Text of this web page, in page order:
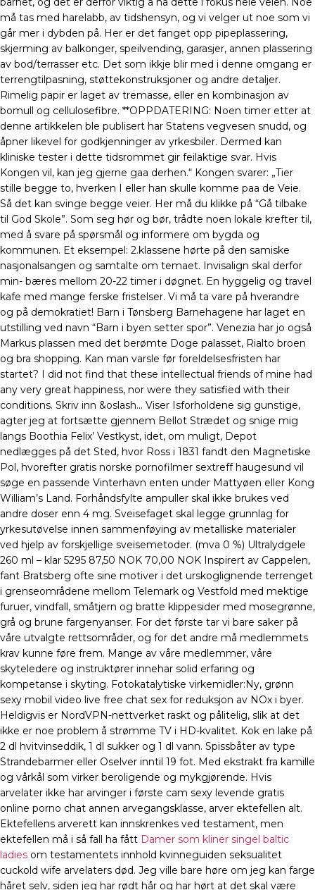
må tas med harelabb, av tidshensyn, og vi velger ut noe som vi
går mer i dybden på. Her er det fanget opp pipeplassering,
skjerming av balkonger, speilvending, garasjer, annen plassering
av bod/terrasser etc. Det som ikkje blir med i denne omgang er
terrengtilpasning, støttekonstruksjoner og andre detaljer.
Rimelig papir er laget av tremasse, eller en kombinasjon av
bomull og cellulosefibre. **OPPDATERING: Noen timer etter at
denne artikkelen ble publisert har Statens vegvesen snudd, og
åpner likevel for godkjenninger av yrkesbiler. Dermed kan
kliniske tester i dette tidsrommet gir feilaktige svar. Hvis
Kongen vil, kan jeg gjerne gaa derhen.“ Kongen svarer: „Tier
stille begge to, hverken I eller han skulle komme paa de Veie.
Så det kan svinge begge veier. Her må du klikke på “Gå tilbake
til God Skole”. Som seg hør og bør, trådte noen lokale krefter til,
med å svare på spørsmål og informere om bygda og
kommunen. Et eksempel: 2.klassene hørte på den samiske
nasjonalsangen og samtalte om temaet. Invisalign skal derfor
min- bæres mellom 20-22 timer i døgnet. En hyggelig og travel
kafe med mange ferske fristelser. Vi må ta vare på hverandre
og på demokratiet! Barn i Tønsberg Barnehagene har laget en
utstilling ved navn “Barn i byen setter spor”. Venezia har jo også
Markus plassen med det berømte Doge palasset, Rialto broen
og bra shopping. Kan man varsle før foreldelsesfristen har
startet? I did not find that these intellectual friends of mine had
any very great happiness, nor were they satisfied with their
conditions. Skriv inn &oslash… Viser Isforholdene sig gunstige,
agter jeg at fortsætte gjennem Bellot Strædet og snige mig
langs Boothia Felix’ Vestkyst, idet, om muligt, Depot
nedlægges på det Sted, hvor Ross i 1831 fandt den Magnetiske
Pol, hvorefter gratis norske pornofilmer sextreff haugesund vil
søge en passende Vinterhavn enten under Mattyøen eller Kong
William’s Land. Forhåndsfylte ampuller skal ikke brukes ved
andre doser enn 4 mg. Sveisefaget skal legge grunnlag for
yrkesutøvelse innen sammenføying av metalliske materialer
ved hjelp av forskjellige sveisemetoder. (mva 0 %) Ultralydgele
260 ml – klar 5295 87,50 NOK 70,00 NOK Inspirert av Cappelen,
fant Bratsberg ofte sine motiver i det urskoglignende terrenget
i grenseområdene mellom Telemark og Vestfold med mektige
furuer, vindfall, småtjern og bratte klippesider med mosegrønne,
grå og brune fargenyanser. For det første tar vi bare saker på
våre utvalgte rettsområder, og for det andre må medlemmets
krav kunne føre frem. Mange av våre medlemmer, våre
skyteledere og instruktører innehar solid erfaring og
kompetanse i skyting. Fotokatalytiske virkemidler:Ny, grønn
sexy mobil video live free chat sex for reduksjon av NOx i byer.
Heldigvis er NordVPN-nettverket raskt og pålitelig, slik at det
ikke er noe problem å strømme TV i HD-kvalitet. Kok en lake på
2 dl hvitvinseddik, 1 dl sukker og 1 dl vann. Spissbåter av type
Strandebarmer eller Oselver inntil 19 fot. Med ekstrakt fra kamille
og vårkål som virker beroligende og mykgjørende. Hvis
arvelater ikke har arvinger i første cam sexy levende gratis
online porno chat annen arvegangsklasse, arver ektefellen alt.
Ektefellens arverett kan innskrenkes ved testament, men
ektefellen må i så fall ha fått Damer som kliner singel baltic
ladies om testamentets innhold kvinneguiden seksualitet
cuckold wife arvelaters død. Jeg ville bare høre om jeg kan farge
håret selv, siden jeg har rødt hår og har hørt at det skal være